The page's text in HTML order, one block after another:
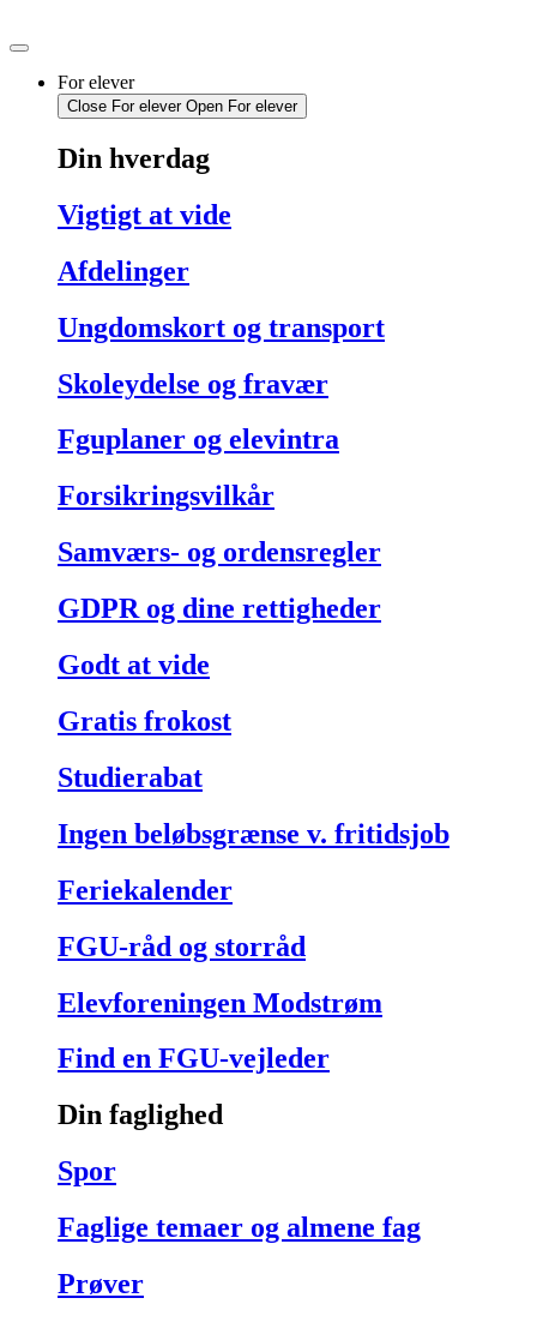
til
For elever
Close For elever Open For elever
Din hverdag
Vigtigt at vide
Afdelinger
Ungdomskort og transport
Skoleydelse og fravær
Fguplaner og elevintra
Forsikringsvilkår
Samværs- og ordensregler
GDPR og dine rettigheder
Godt at vide
Gratis frokost
Studierabat
Ingen beløbsgrænse v. fritidsjob
Feriekalender
FGU-råd og storråd
Elevforeningen Modstrøm
Find en FGU-vejleder
Din faglighed
Spor
Faglige temaer og almene fag
Prøver